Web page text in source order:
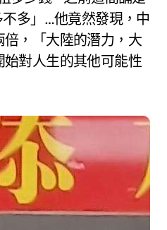
多」…他竟然發現，中
，「大陸的潛力，大
對人生的其他可能性